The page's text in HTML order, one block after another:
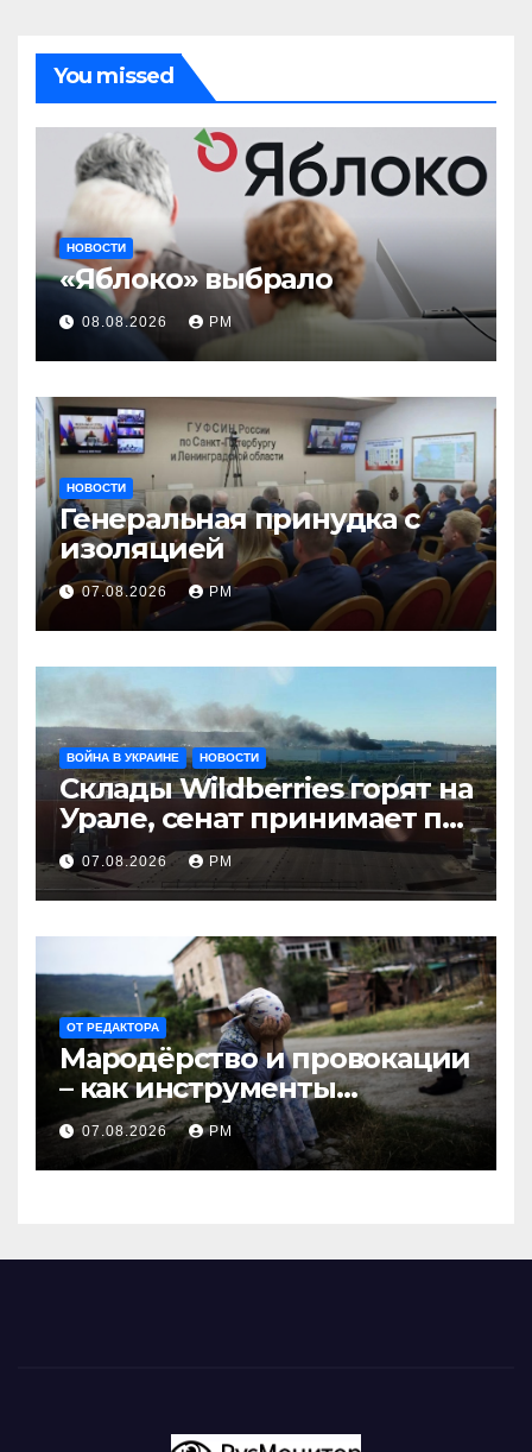
You missed
НОВОСТИ
«Яблоко» выбрало
08.08.2026 РМ
НОВОСТИ
Генеральная принудка с
изоляцией
07.08.2026 РМ
ВОЙНА В УКРАИНЕ НОВОСТИ
Склады Wildberries горят на
Урале, сенат принимает по
Грэму закон
07.08.2026 РМ
ОТ РЕДАКТОРА
Мародёрство и провокации
– как инструменты
современной политики
России
07.08.2026 РМ